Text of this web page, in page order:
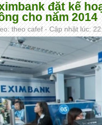
đặt kế
cho năm 2014
theo cafef - Cập nhật lúc: